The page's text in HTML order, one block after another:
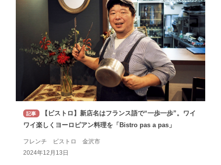
記事
【ビストロ】新店名はフランス語で“一歩一歩”。ワイ
ワイ楽しくヨーロピアン料理を「Bistro pas a pas」
フレンチ ビストロ 金沢市
2024年12月13日